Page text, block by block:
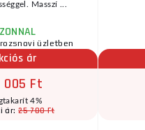
Masszí ...
üzletben
ár
005 Ft
4%
ár:25 780 Ft